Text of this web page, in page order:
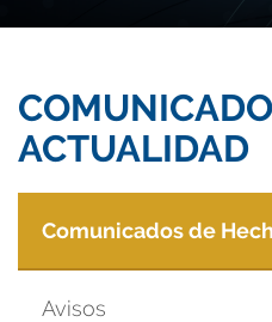
ACTUALIDAD
Comunicados de
Avisos